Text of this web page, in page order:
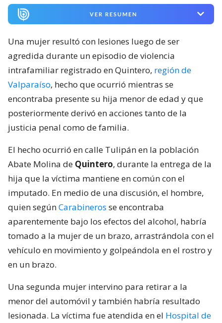
VER RESUMEN
Una mujer resultó con lesiones luego de ser
agredida durante un episodio de violencia
intrafamiliar registrado en Quintero, región de
Valparaíso, hecho que ocurrió mientras se
encontraba presente su hija menor de edad y que
posteriormente derivó en acciones tanto de la
justicia penal como de familia.
El hecho ocurrió en calle Tulipán en la población
Abate Molina de Quintero, durante la entrega de la
hija que la víctima mantiene en común con el
imputado. En medio de una discusión, el hombre,
quien segúnCarabineros se encontraba
aparentemente bajo los efectos del alcohol, habría
tomado a la mujer de un brazo, arrastrándola con el
vehículo en movimiento y golpeándola en el rostro y
en un brazo.
Una segunda mujer intervino para retirar a la
menor del automóvil y también habría resultado
lesionada. La víctima fue atendida en el Hospital de